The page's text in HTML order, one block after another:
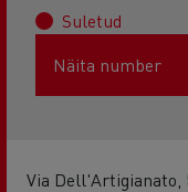
Suletud
Näita number
Via Dell'Artigianato,